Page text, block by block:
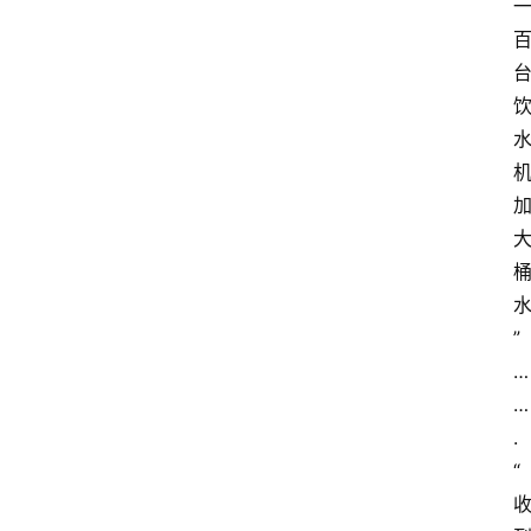
一
百
台
饮
水
机
加
大
桶
水
”
…
…
.
“
收